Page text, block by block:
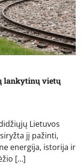
lankytinų vietų
Lietuvos
jį pažinti,
energija, istorija ir
[…]